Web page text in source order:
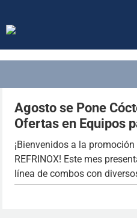
Agosto se Pone
Ofertas en Equipos
¡Bienvenidos a la
REFRINOX! Este mes
línea de combos con